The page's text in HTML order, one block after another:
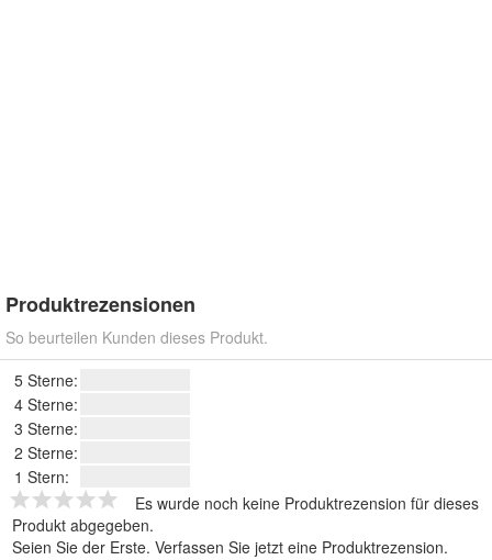
Produktrezensionen
So beurteilen Kunden dieses Produkt.
5 Sterne:
4 Sterne:
3 Sterne:
2 Sterne:
1 Stern:
Es wurde noch keine Produktrezension für dieses
Produkt abgegeben.
Seien Sie der Erste. Verfassen Sie jetzt eine Produktrezension.